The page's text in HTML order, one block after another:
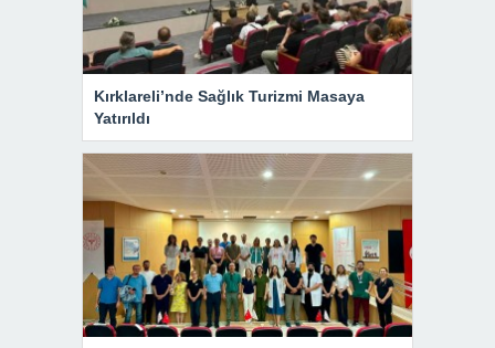
Kırklareli’nde Sağlık Turizmi Masaya
Yatırıldı